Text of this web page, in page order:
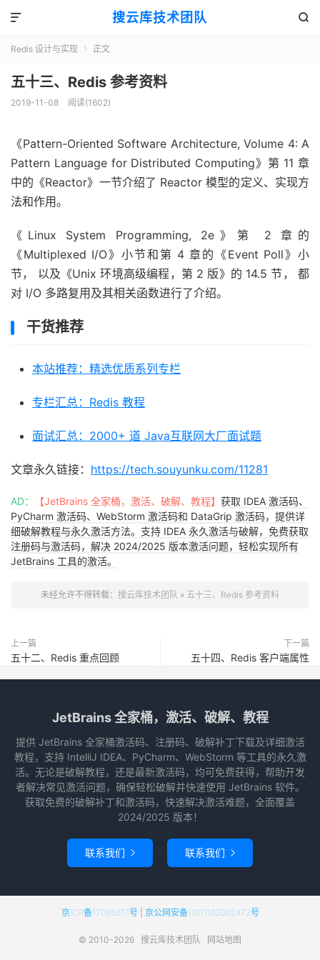
搜云库技术团队 

Redis 设计与实现  正文
五十三、Redis 参考资料
2019-11-08 阅读(1602)
《Pattern-Oriented Software Architecture, Volume 4: A
Pattern Language for Distributed Computing》第 11 章
中的《Reactor》一节介绍了 Reactor 模型的定义、实现方
法和作用。
《Linux System Programming, 2e》第 2 章的
《Multiplexed I/O》小节和第 4 章的《Event Poll》小
节， 以及《Unix 环境高级编程，第 2 版》的 14.5 节， 都
对 I/O 多路复用及其相关函数进行了介绍。
干货推荐
本站推荐：精选优质系列专栏
专栏汇总：Redis 教程
面试汇总：2000+ 道 Java互联网大厂面试题
文章永久链接： https://tech.souyunku.com/11281
AD： 【JetBrains 全家桶，激活、破解、教程】 获取 IDEA 激活码、
PyCharm 激活码、WebStorm 激活码和 DataGrip 激活码，提供详
细破解教程与永久激活方法。支持 IDEA 永久激活与破解，免费获取
注册码与激活码，解决 2024/2025 版本激活问题，轻松实现所有
JetBrains 工具的激活。
未经允许不得转载： 搜云库技术团队 » 五十三、Redis 参考资料
上一篇
五十二、Redis 重点回顾
下一篇
五十四、Redis 客户端属性
JetBrains 全家桶，激活、破解、教程
提供 JetBrains 全家桶激活码、注册码、破解补丁下载及详细激活
教程，支持 IntelliJ IDEA、PyCharm、WebStorm 等工具的永久激
活。无论是破解教程，还是最新激活码，均可免费获得，帮助开发
者解决常见激活问题，确保轻松破解并快速使用 JetBrains 软件。
获取免费的破解补丁和激活码，快速解决激活难题，全面覆盖
2024/2025 版本！
联系我们  联系我们 
京ICP备17065017号| 京公网安备11011102002472号
© 2010-2026 搜云库技术团队 网站地图